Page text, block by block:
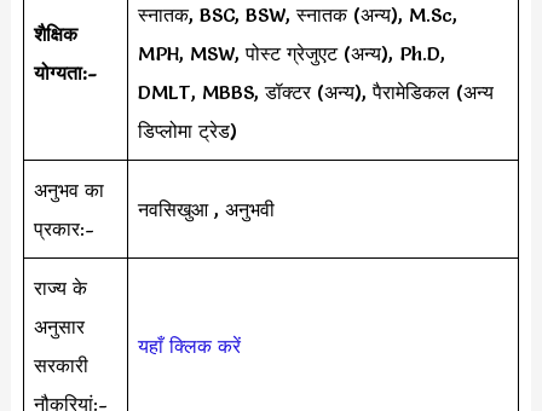
शैक्षिक
योग्यता:-
स्नातक, BSC, BSW, स्नातक (अन्य), M.Sc,
MPH, MSW, पोस्ट ग्रेजुएट (अन्य), Ph.D,
DMLT, MBBS, डॉक्टर (अन्य), पैरामेडिकल (अन्य
डिप्लोमा ट्रेड)
अनुभव का
प्रकार:-
नवसिखुआ , अनुभवी
राज्य के
अनुसार
सरकारी
नौकरियां:-
यहाँ क्लिक करें